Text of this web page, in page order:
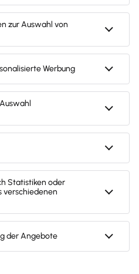
– was
noch nie etwas vom
solltest du diesen
mehr als das Kindergeld.
Alle Artikel